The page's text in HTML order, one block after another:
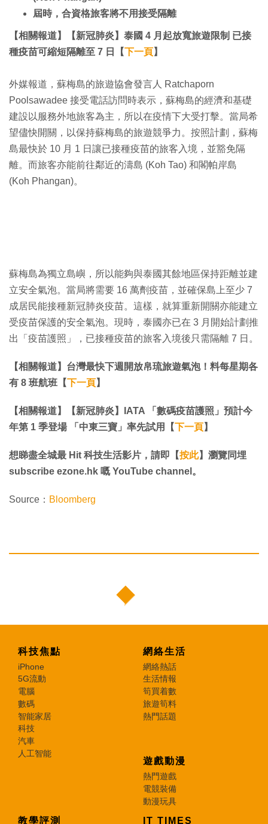
屆時，合資格旅客將不用接受隔離
【相關報道】【新冠肺炎】泰國 4 月起放寬旅遊限制 已接
種疫苗可縮短隔離至 7 日【下一頁】
外媒報道，蘇梅島的旅遊協會發言人 Ratchaporn
Poolsawadee 接受電話訪問時表示，蘇梅島的經濟和基礎
建設以服務外地旅客為主，所以在疫情下大受打擊。當局希
望儘快開關，以保持蘇梅島的旅遊競爭力。按照計劃，蘇梅
島最快於 10 月 1 日讓已接種疫苗的旅客入境，並豁免隔
離。而旅客亦能前往鄰近的濤島 (Koh Tao) 和閣帕岸島
(Koh Phangan)。
蘇梅島為獨立島嶼，所以能夠與泰國其餘地區保持距離並建
立安全氣泡。當局將需要 16 萬劑疫苗，並確保島上至少 7
成居民能接種新冠肺炎疫苗。這樣，就算重新開關亦能建立
受疫苗保護的安全氣泡。現時，泰國亦已在 3 月開始計劃推
出「疫苗護照」，已接種疫苗的旅客入境後只需隔離 7 日。
【相關報道】台灣最快下週開放帛琉旅遊氣泡！料每星期各
有 8 班航班【下一頁】
【相關報道】【新冠肺炎】IATA 「數碼疫苗護照」預計今
年第 1 季登場 「中東三寶」率先試用【下一頁】
想睇盡全城最 Hit 科技生活影片，請即【按此】瀏覽同埋
subscribe ezone.hk 嘅 YouTube channel。
Source： Bloomberg
科技焦點
iPhone
5G流動
電腦
數碼
智能家居
科技
汽車
人工智能
網絡生活
網絡熱話
生活情報
筍買着數
旅遊筍料
熱門話題
遊戲動漫
熱門遊戲
電競裝備
動漫玩具
教學評測 IT TIMES